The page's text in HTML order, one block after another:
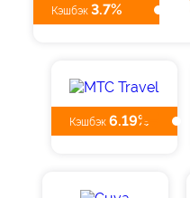
Кэшбэк 3.7%
Кэшбэк 6.19%